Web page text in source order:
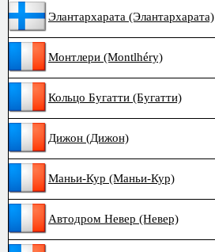
Элантархарата (Элантархарата)
Монтлери (Montlhéry)
Кольцо Бугатти (Бугатти)
Дижон (Дижон)
Маньи-Кур (Маньи-Кур)
Автодром Невер (Невер)